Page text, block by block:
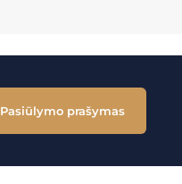
Pasiūlymo prašymas